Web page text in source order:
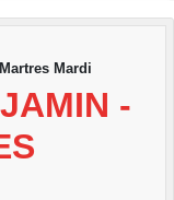
Mardi
-